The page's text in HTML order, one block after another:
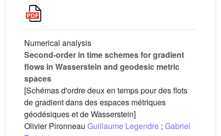
Numerical analysis
Second-order in time schemes for gradient
flows in Wasserstein and geodesic metric
spaces
[Schémas d'ordre deux en temps pour des flots
de gradient dans des espaces métriques
géodésiques et de Wasserstein]
Olivier Pironneau Guillaume Legendre ; Gabriel